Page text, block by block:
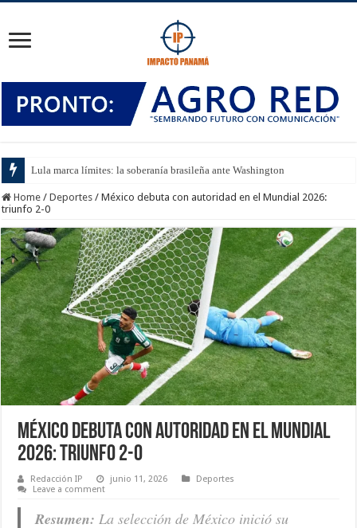
Lula marca límites: la soberanía brasileña ante Washington
Home / Deportes / México debuta con autoridad en el Mundial 2026:
triunfo 2-0
México debuta con autoridad en el Mundial
2026: triunfo 2-0
Redacción IP junio 11, 2026
Deportes
Leave a comment
Resumen: La selección de México inició su